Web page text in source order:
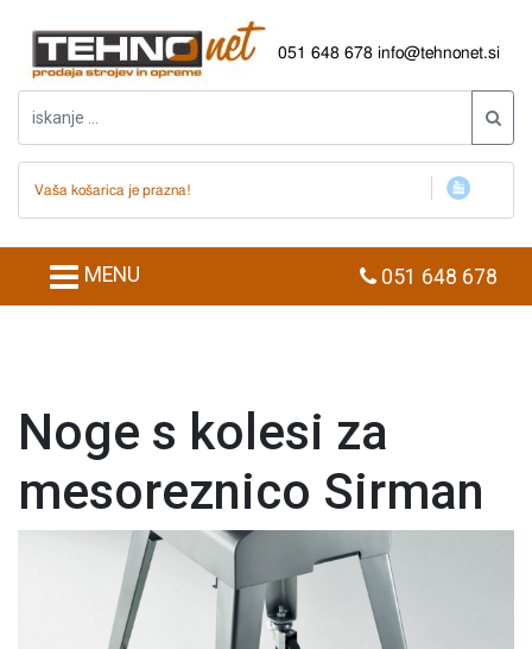
051 648 678 info@tehnonet.si
Vaša košarica je prazna!
MENU 051 648 678
Noge s kolesi za
mesoreznico Sirman